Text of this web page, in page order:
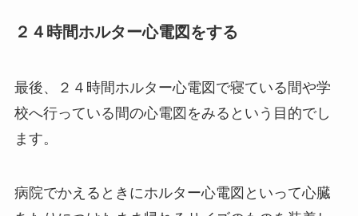
２４時間ホルター心電図をする
最後、２４時間ホルター心電図で寝ている間や学
校へ行っている間の心電図をみるという目的でし
ます。
病院でかえるときにホルター心電図といって心臓